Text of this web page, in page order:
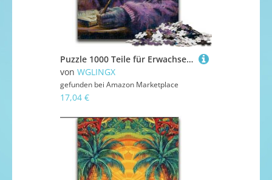
Puzzle 1000 Teile für Erwachsene, Gorilla-Zauberer, Papppuzzle, interaktives Familienspiel, DIY-Heimdekor, Gehirn-Herausforderung, Geschenk (Größe 26x38cm)
von WGLINGX
gefunden bei Amazon Marketplace
17,04 €